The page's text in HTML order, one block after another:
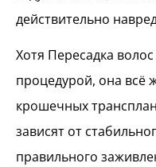
действительно
Хотя Пересадка
процедурой, она всё
крошечных
зависят от
правильного